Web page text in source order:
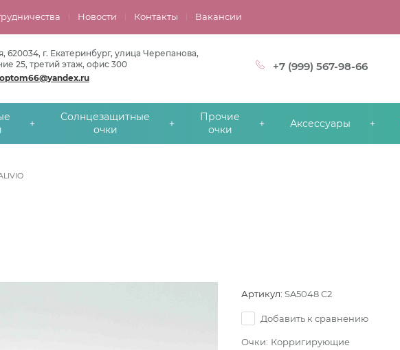
Новости Контакты Вакансии
620034, г. Екатеринбург, улица Черепанова,
25, третий этаж, офис 300
+7 (999) 567-98-66
Солнцезащитные
очки
Прочие
очки
Аксессуары
Артикул: SA5048 C2
Добавить к сравнению
Очки: Корригирующие